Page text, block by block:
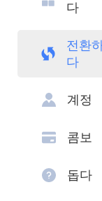
다
전환
다
계정
콤보
돕다